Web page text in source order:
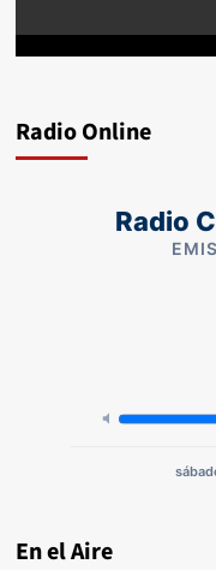
Radio Online
Radio
En el Aire